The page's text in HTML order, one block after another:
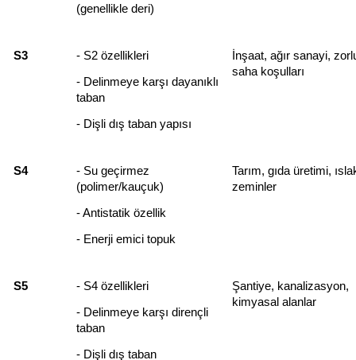
(genellikle deri)
S3 - S2 özellikleri
- Delinmeye karşı dayanıklı
taban
- Dişli dış taban yapısı
İnşaat, ağır sanayi,
saha koşulları
S4
- Su geçirmez
(polimer/kauçuk)
- Antistatik özellik
- Enerji emici topuk
Tarım, gıda üretimi,
zeminler
S5 - S4 özellikleri
- Delinmeye karşı dirençli
taban
- Dişli dış taban
Şantiye, kanalizasyon,
kimyasal alanlar